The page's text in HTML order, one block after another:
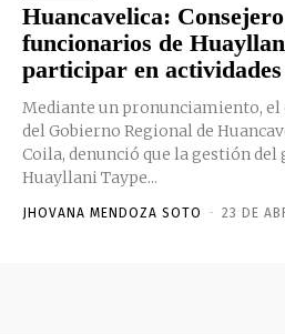
Huancavelica:
funcionarios de
participar en
Mediante un pronunciamiento, el
del Gobierno Regional de
Coila, denunció que la gestión
Huayllani Taype...
JHOVANA MENDOZA SOTO - 23 DE